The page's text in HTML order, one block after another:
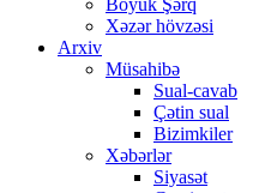
Böyük Şərq
Xəzər hövzəsi
Arxiv
Müsahibə
Sual-cavab
Çətin sual
Bizimkiler
Xəbərlər
Siyasət